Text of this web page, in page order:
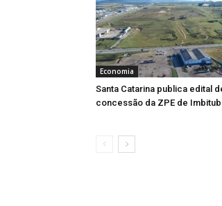
Economia
Santa Catarina publica edital
concessão da ZPE de